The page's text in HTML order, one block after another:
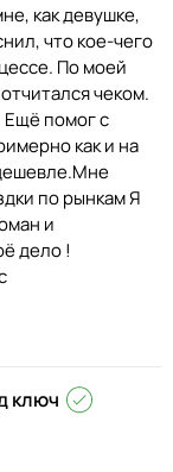
как девушке,
что кое-чего
По моей
чеком.
Ещё помог с
как и на
по рынкам Я
и
дело !
ключ